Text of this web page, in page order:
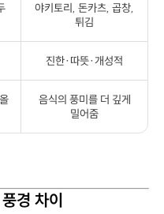
야키토리, 돈카츠, 곱창,
튀김
진한·따뜻·개성적
음식의 풍미를 더 깊게
밀어줌
경 차이